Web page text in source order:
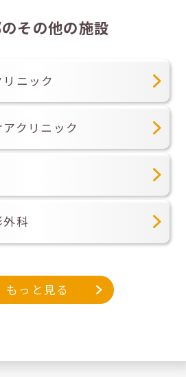
その他の施設
ニック
クリニック
科
もっと見る